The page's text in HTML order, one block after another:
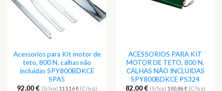
Acessorios para Kit motor de
teto, 800 N. calhas não
incluidas SPY800BDKCE
SPA5
92,00€ (S/Iva) 113,16€(C/Iva)
ACESSORIOS PARA KIT
MOTOR DE TETO, 800 N.
CALHAS NÃO INCLUIDAS
SPY800BDKCE PS324
82,00€ (S/Iva) 100,86€(C/Iva)